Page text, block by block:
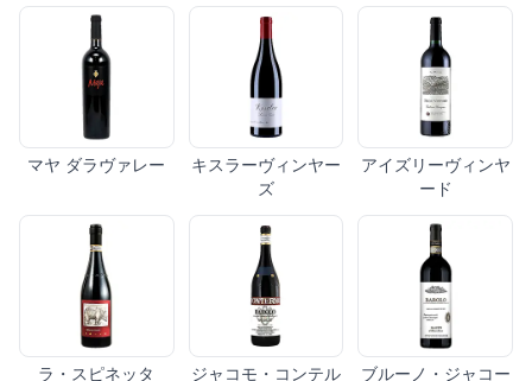
マヤ ダラヴァレー
キスラーヴィンヤー
ズ
アイズリーヴィンヤ
ード
ラ・スピネッタ ジャコモ・コンテル ブルーノ・ジャコー